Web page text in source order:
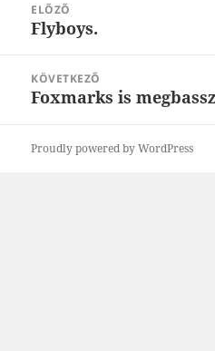
navigáció
ELŐZŐ
Korábbi
Flyboys.
KÖVETKEZŐ
Következő
Foxmarks is
Proudly powered by WordPress